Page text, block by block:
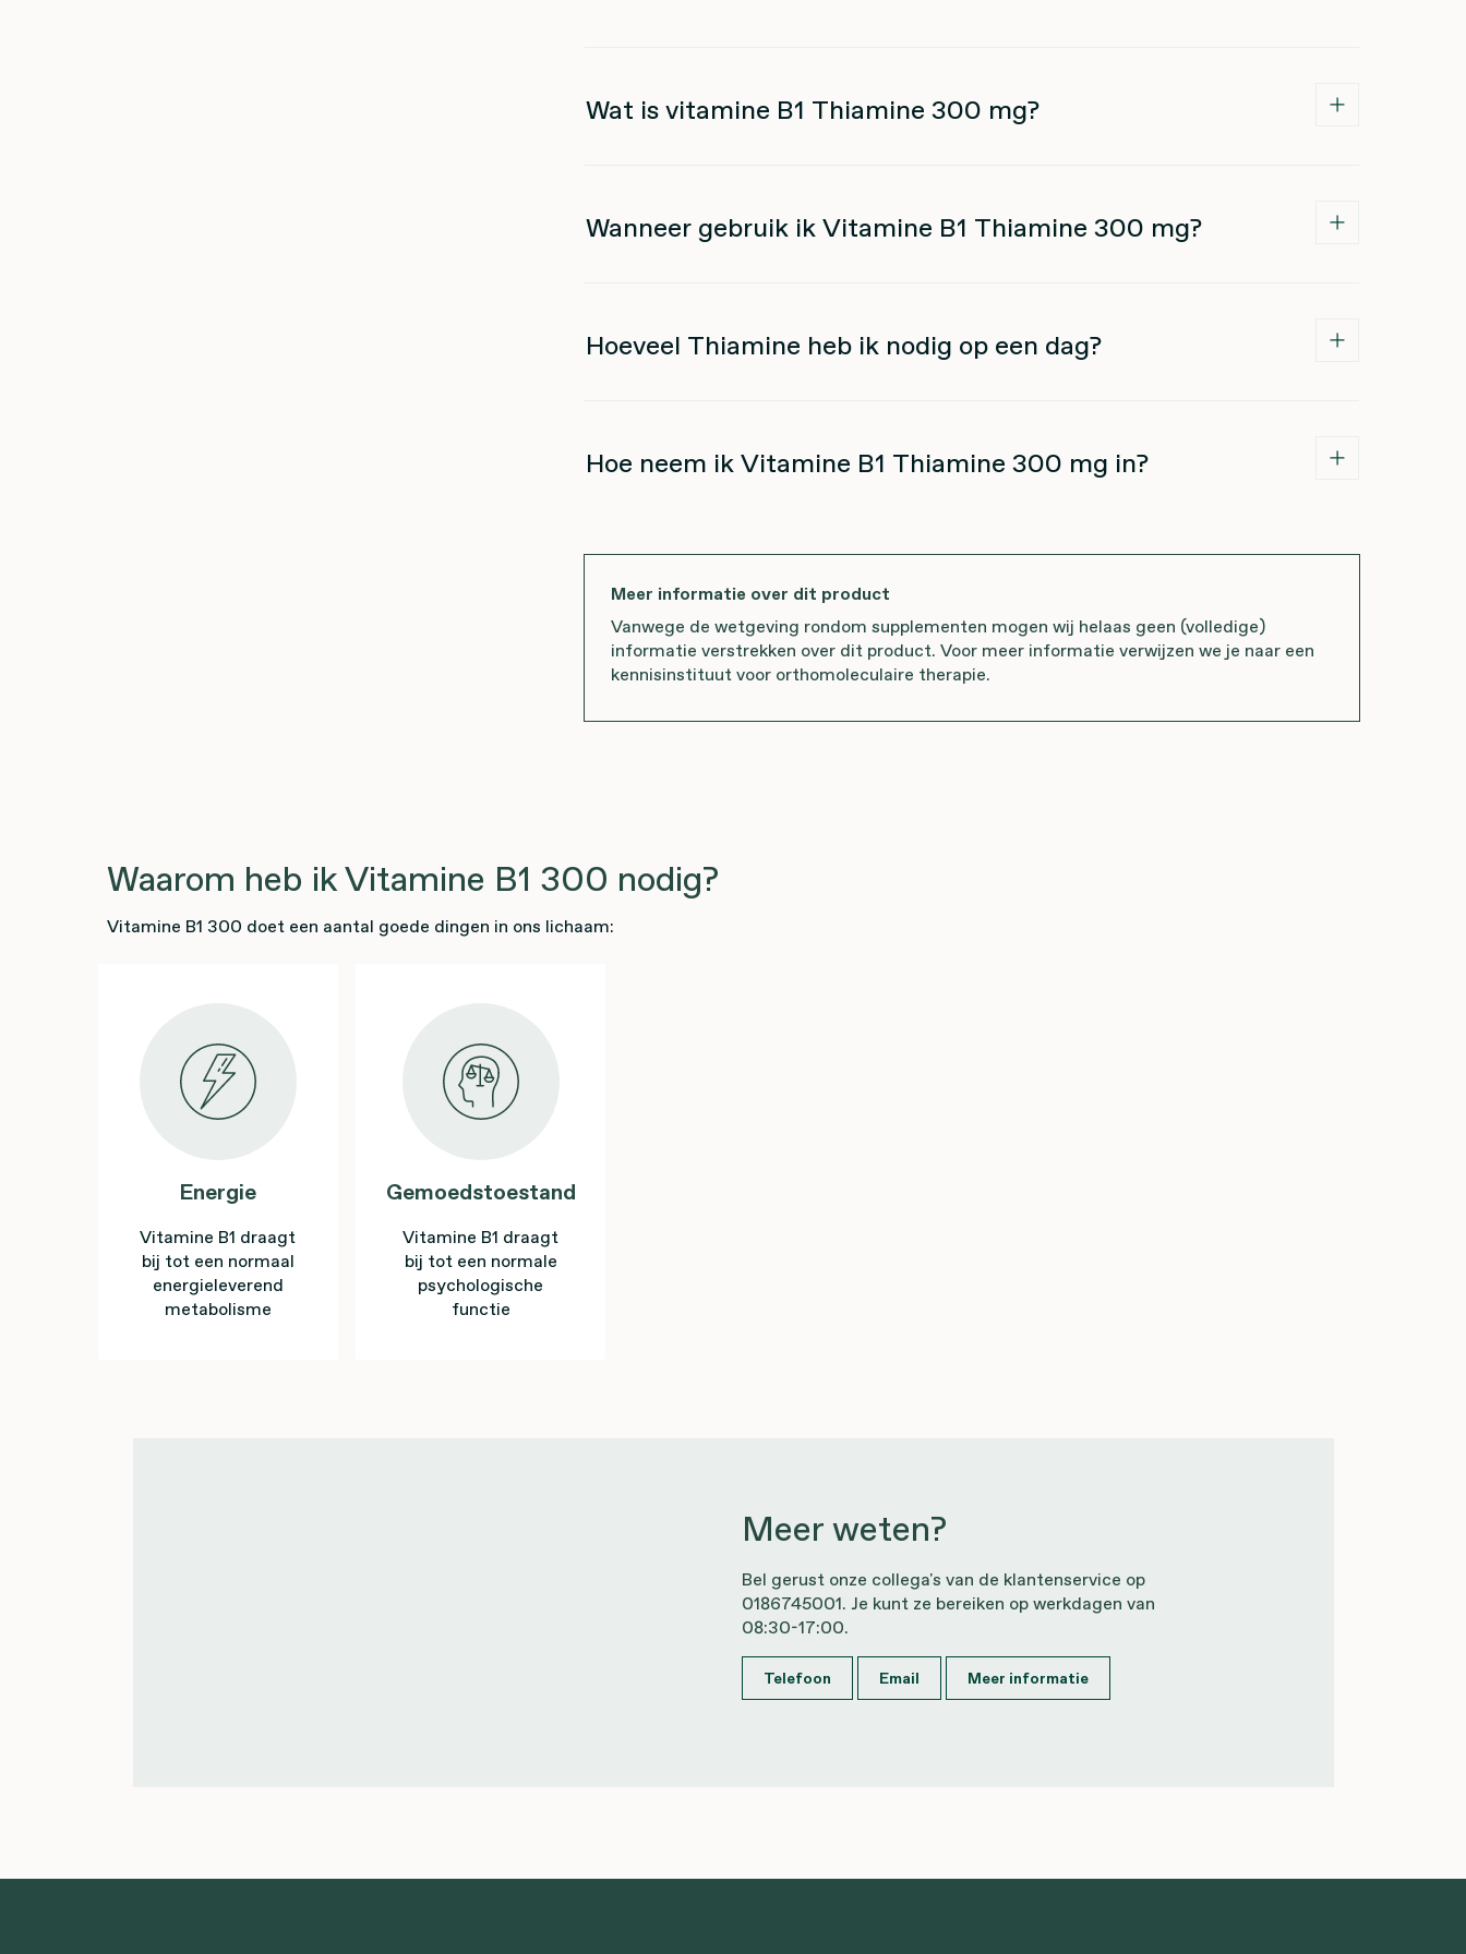
Wat is vitamine B1 Thiamine 300 mg?
Wanneer gebruik ik Vitamine B1 Thiamine 300 mg?
Hoeveel Thiamine heb ik nodig op een dag?
Hoe neem ik Vitamine B1 Thiamine 300 mg in?
Meer informatie over dit product
Vanwege de wetgeving rondom supplementen mogen wij helaas geen (volledige)
informatie verstrekken over dit product. Voor meer informatie verwijzen we je naar een
kennisinstituut voor orthomoleculaire therapie.
Waarom heb ik Vitamine B1 300 nodig?
Vitamine B1 300 doet een aantal goede dingen in ons lichaam:
Energie
Vitamine B1 draagt
bij tot een normaal
energieleverend
metabolisme
Gemoedstoestand
Vitamine B1 draagt
bij tot een normale
psychologische
functie
Meer weten?
Bel gerust onze collega's van de klantenservice op
0186745001. Je kunt ze bereiken op werkdagen van
08:30-17:00.
Telefoon Email Meer informatie